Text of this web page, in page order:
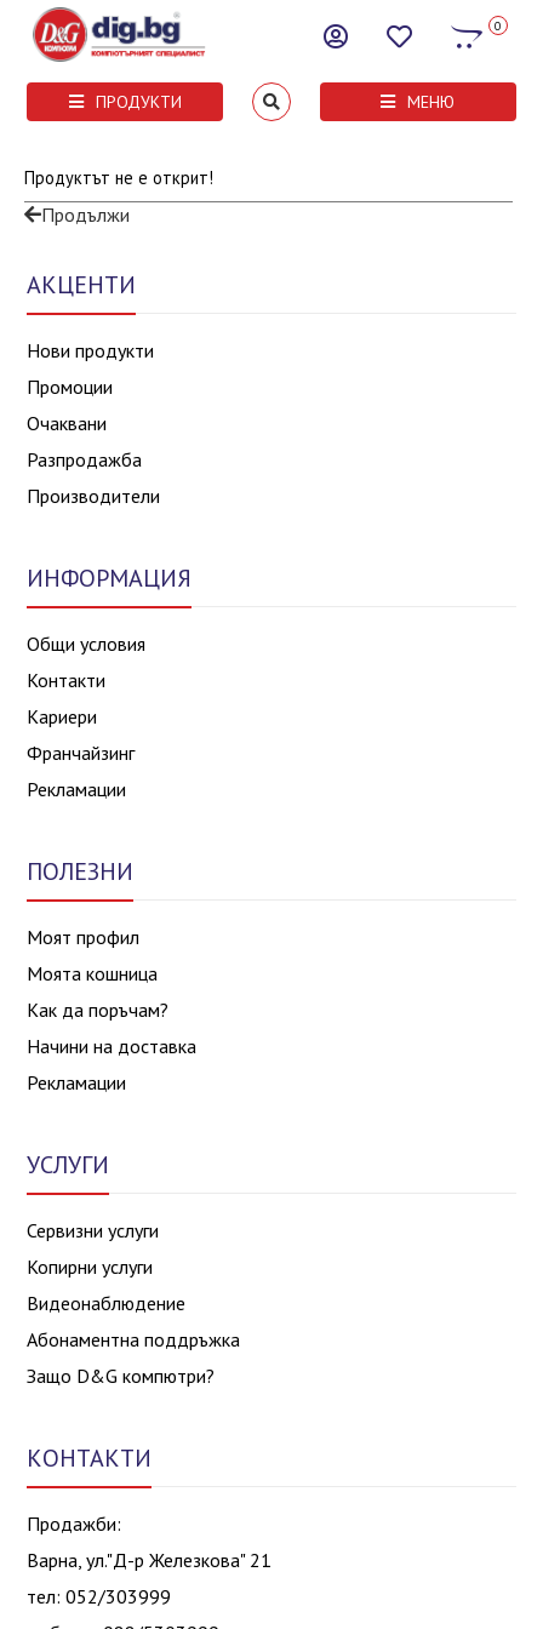
0
ПРОДУКТИ МЕНЮ
Продуктът не е открит!
Продължи
АКЦЕНТИ
Нови продукти
Промоции
Очаквани
Разпродажба
Производители
ИНФОРМАЦИЯ
Общи условия
Контакти
Кариери
Франчайзинг
Рекламации
ПОЛЕЗНИ
Моят профил
Моята кошница
Как да поръчам?
Начини на доставка
Рекламации
УСЛУГИ
Сервизни услуги
Копирни услуги
Видеонаблюдение
Абонаментна поддръжка
Защо D&G компютри?
КОНТАКТИ
Продажби:
Варна, ул."Д-р Железкова" 21
тел: 052/303999